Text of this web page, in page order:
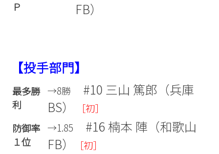
Ｐ
FB）
【投手部門】
最多勝
利
→8勝
#10 三山 篤郎（兵庫
BS）
［初］
防御率
１位
→1.85
#16 楠本 陣（和歌山
FB）
［初］